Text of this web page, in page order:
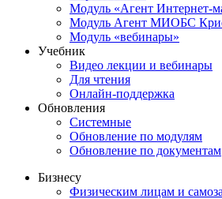
Модуль «Агент Интернет-
Модуль Агент МИОБС
Модуль «вебинары»
Учебник
Видео лекции и вебинары
Для чтения
Онлайн-поддержка
Обновления
Системные
Обновление по модулям
Обновление по документам
Бизнесу
Физическим лицам и